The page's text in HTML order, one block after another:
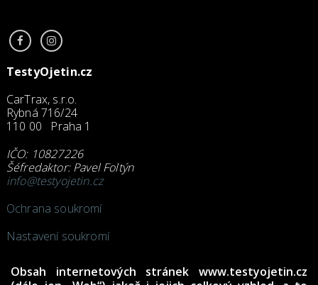
TestyOjetin.cz
CarTrax, s.r.o.
Rybná 716/24
110 00 Praha 1
IČO: 10827226
Šéfredaktor: Pavel Foltýn
info@testyojetin.cz
Ochrana soukromí
Nastavení soukromí
Obsah internetových stránek www.testyojetin.cz